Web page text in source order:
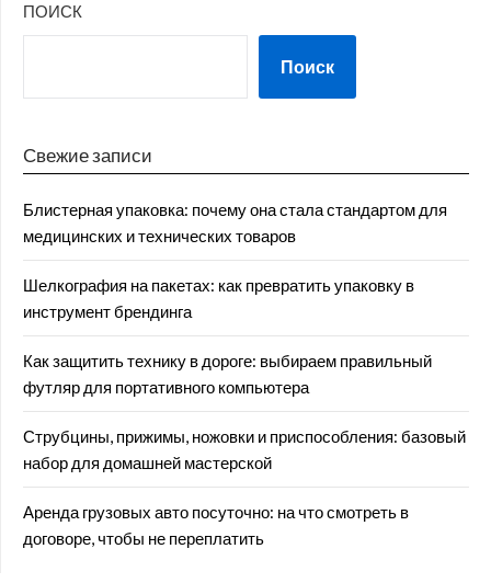
ПОИСК
Поиск
Свежие записи
Блистерная упаковка: почему она стала стандартом для
медицинских и технических товаров
Шелкография на пакетах: как превратить упаковку в
инструмент брендинга
Как защитить технику в дороге: выбираем правильный
футляр для портативного компьютера
Струбцины, прижимы, ножовки и приспособления: базовый
набор для домашней мастерской
Аренда грузовых авто посуточно: на что смотреть в
договоре, чтобы не переплатить